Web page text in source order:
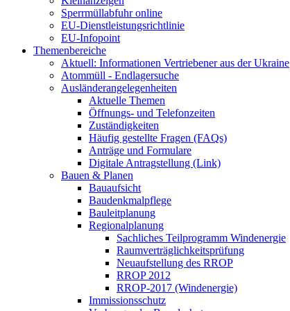
Sperrmüllabfuhr online
EU-Dienstleistungsrichtlinie
EU-Infopoint
Themenbereiche
Aktuell: Informationen Vertriebener aus der Ukraine
Atommüll - Endlagersuche
Ausländerangelegenheiten
Aktuelle Themen
Öffnungs- und Telefonzeiten
Zuständigkeiten
Häufig gestellte Fragen (FAQs)
Anträge und Formulare
Digitale Antragstellung (Link)
Bauen & Planen
Bauaufsicht
Baudenkmalpflege
Bauleitplanung
Regionalplanung
Sachliches Teilprogramm Windenergie
Raumverträglichkeitsprüfung
Neuaufstellung des RROP
RROP 2012
RROP-2017 (Windenergie)
Immissionsschutz